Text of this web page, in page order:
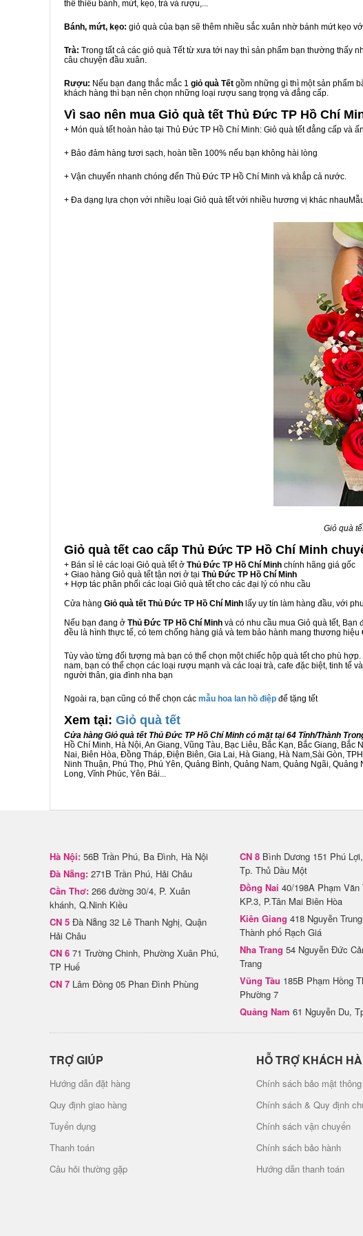
thể thiếu bánh, mứt, kẹo, trà và rượu,...
Bánh, mứt, kẹo: giỏ quà của bạn sẽ thêm nhiều sắc xuân nhờ bánh mứt kẹo
Trà: Trong tất cả các giỏ quà Tết từ xưa tới nay thì sản phẩm bạn thường thấy
câu chuyện đầu xuân.
Rượu: Nếu bạn đang thắc mắc 1 giỏ quà Tết gồm những gì thì một sản phẩm
khách hàng thì bạn nên chọn những loại rượu sang trọng và đẳng cấp.
Vì sao nên mua Giỏ quà tết Thủ Đức TP Hồ Chí
+ Món quà tết hoàn hảo tại Thủ Đức TP Hồ Chí Minh: Giỏ quà tết đẳng cấp và
+ Bảo đảm hàng tươi sạch, hoàn tiền 100% nếu bạn không hài lòng
+ Vận chuyển nhanh chóng đến Thủ Đức TP Hồ Chí Minh và khắp cả nước.
+ Đa dạng lựa chọn với nhiều loại Giỏ quà tết với nhiều hương vị khác
Giỏ quà
Giỏ quà tết cao cấp Thủ Đức TP Hồ Chí Minh
+ Bán sỉ lẻ các loại Giỏ quà tết ở Thủ Đức TP Hồ Chí Minh chính hãng giá gốc
+ Giao hàng Giỏ quà tết tận nơi ở tại Thủ Đức TP Hồ Chí Minh
+ Hợp tác phân phối các loại Giỏ quà tết cho các đại lý có nhu cầu
Cửa hàng Giỏ quà tết Thủ Đức TP Hồ Chí Minh lấy uy tín làm hàng đầu, với
Nếu bạn đang ở Thủ Đức TP Hồ Chí Minh và có nhu cầu mua Giỏ quà tết,
đều là hình thực tế, có tem chống hàng giả và tem bảo hành mang thương hiệu
Tùy vào từng đối tượng mà bạn có thể chọn một chiếc hộp quà tết cho phù
nam, bạn có thể chọn các loại rượu mạnh và các loại trà, cafe đặc biệt, tinh tế
người thân, gia đình nha bạn
Ngoài ra, bạn cũng có thể chọn các mẫu hoa lan hồ điệp để tặng tết
Xem tại: Giỏ quà tết
Cửa hàng Giỏ quà tết Thủ Đức TP Hồ Chí Minh có mặt tại 64 Tỉnh/Thành
Hồ Chí Minh, Hà Nội, An Giang, Vũng Tàu, Bạc Liêu, Bắc Kạn, Bắc Giang,
Nai, Biên Hòa, Đồng Tháp, Điện Biên, Gia Lai, Hà Giang, Hà Nam,Sài Gòn,
Ninh Thuận, Phú Thọ, Phú Yên, Quảng Bình, Quảng Nam, Quảng Ngãi,
Long, Vĩnh Phúc, Yên Bái...
Hà Nội: 56B Trần Phú, Ba Đình, Hà Nội
Đà Nẵng: 271B Trần Phú, Hải Châu
Cần Thơ: 266 đường 30/4, P. Xuân
khánh, Q.Ninh Kiều
CN 5 Đà Nẵng 32 Lê Thanh Nghị, Quận
Hải Châu
CN 6 71 Trường Chinh, Phường Xuân Phú,
TP Huế
CN 7 Lâm Đồng 05 Phan Đình Phùng
CN 8 Bình Dương 151 Phú
Tp. Thủ Dầu Một
Đồng Nai 40/198A Phạm Văn
KP.3, P.Tân Mai Biên Hòa
Kiên Giang 418 Nguyễn
Thành phố Rạch Giá
Nha Trang 54 Nguyễn Đức
Trang
Vũng Tàu 185B Phạm Hồng
Phường 7
Quảng Nam 61 Nguyễn Du,
TRỢ GIÚP
Hướng dẫn đặt hàng
Quy định giao hàng
Tuyển dụng
Thanh toán
Câu hỏi thường gặp
HỖ TRỢ KHÁCH
Chính sách bảo mật
Chính sách & Quy định
Chính sách vận chuyển
Chính sách bảo hành
Hướng dẫn thanh toán